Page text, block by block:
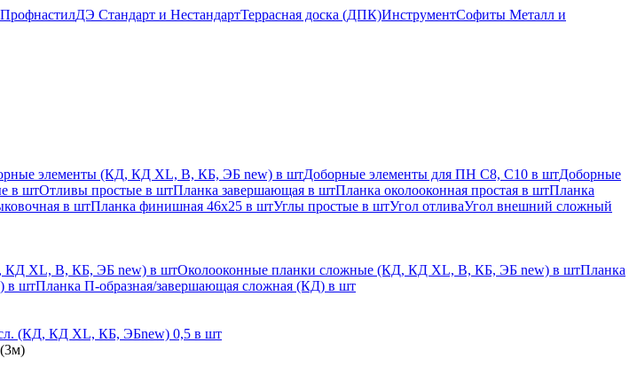
ПрофнастилДЭ Стандарт и НестандартТеррасная доска (ДПК)ИнструментСофиты Металл и
элементы (КД, КД XL, В, КБ, ЭБ new) в штДоборные элементы для ПН С8, С10 в штДоборные
в штОтливы простые в штПланка завершающая в штПланка околооконная простая в штПланка
в штПланка финишная 46х25 в штУглы простые в штУгол отливаУгол внешний сложный
КД XL, В, КБ, ЭБ new) в штОколооконные планки сложные (КД, КД XL, В, КБ, ЭБ new) в штПланка
в штПланка П-образная/завершающая сложная (КД) в шт
сл. (КД, КД XL, КБ, ЭБnew) 0,5 в шт